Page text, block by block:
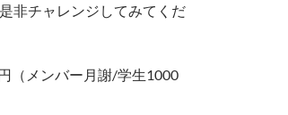
非チャレンジしてみてくだ
（メンバー月謝/学生1000